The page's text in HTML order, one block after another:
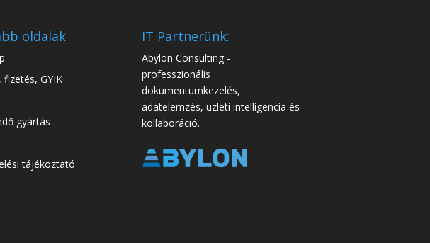
oldalak
fizetés, GYIK
gyártás
tájékoztató
IT Partnerünk:
Abylon Consulting -
professzionális
dokumentumkezelés,
adatelemzés, üzleti intelligencia és
kollaboráció.